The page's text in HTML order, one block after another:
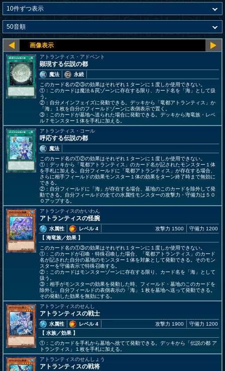
アトランティス・アドベント
顕現する伝説の都
魔法
永続
このカード名の②③の効果はそれぞれ１ターンに１度しか使用できない。
①：このカードは魔法＆罠ゾーンに存在する限り、カード名を「海」として扱
う。
②：自分メインフェイズに発動できる。デッキから「竜都アトランティス」か
「海」１枚を自分のフィールドゾーンに表側表示で置く。
③：このカードが墓地へ送られた場合に発動できる。デッキから海竜族・レベ
ル７モンスター１体を手札に加える。
アトランティス・コール
呼応する伝説の都
魔法
このカード名の①②の効果はそれぞれ１ターンに１度しか使用できない。
①：デッキから「竜都アトランティス」のカード名が記されたモンスター１体
を手札に加える。自分フィールドに「竜都アトランティス」が存在する場合、
さらに相手フィールドの効果モンスター１体の効果をターン終了時まで無効に
できる。
②：自分フィールドに「海」が存在する場合、墓地のこのカードを除外して発
動できる。自分フィールドの全ての水属性モンスターの攻撃力・守備力は５０
０アップする。
アトランティスのかいわん
アトランティスの怪腕
水属性
レベル 4
【 海竜族／効果 】
攻撃力 1500 守備力 1200
このカード名の①③の効果はそれぞれ１ターンに１度しか使用できない。
①：このカードが召喚・特殊召喚した場合、「竜都アトランティス」のカード
名が記された自分の墓地のモンスター１体を対象として発動できる。そのモン
スターを守備表示で特殊召喚する。
②：このカードはモンスターゾーンに存在する限り、カード名を「海」として
扱う。
③：相手がモンスターの効果を発動した時、フィールド・墓地のこのカードを
除外し、自分フィールドの表側表示の「海」１枚を墓地へ送って発動できる。
その発動した効果を無効にする。
アトランティスのせんし
アトランティスの戦士
水属性
レベル 4
【 水族／効果 】
攻撃力 1900 守備力 1200
①：このカードを手札から墓地へ捨てて発動できる。デッキから「伝説の都 ア
トランティス」１枚を手札に加える。
アトランティスのせんしょう
アトランティスの戦将